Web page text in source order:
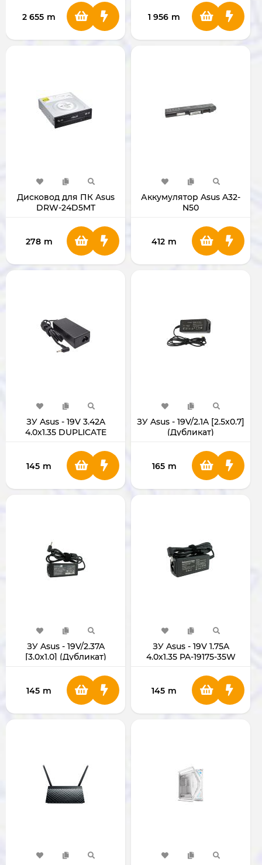
2 655 m 1 956 m
Дисковод для ПК Asus
DRW-24D5MT
278 m
Аккумулятор Asus A32-
N50
412 m
ЗУ Asus - 19V 3.42A
4.0x1.35 DUPLICATE
145 m
ЗУ Asus - 19V/2.1A [2.5x0.7]
(Дубликат)
165 m
ЗУ Asus - 19V/2.37A
[3.0x1.0] (Дубликат)
145 m
ЗУ Asus - 19V 1.75A
4.0x1.35 PA-19175-35W
145 m